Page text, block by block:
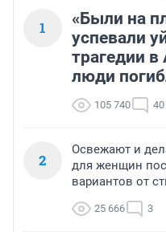
1
«Были на
успевали
трагедии
люди
105 740 40
2
Освежают и
для женщин
вариантов от
25 666 3